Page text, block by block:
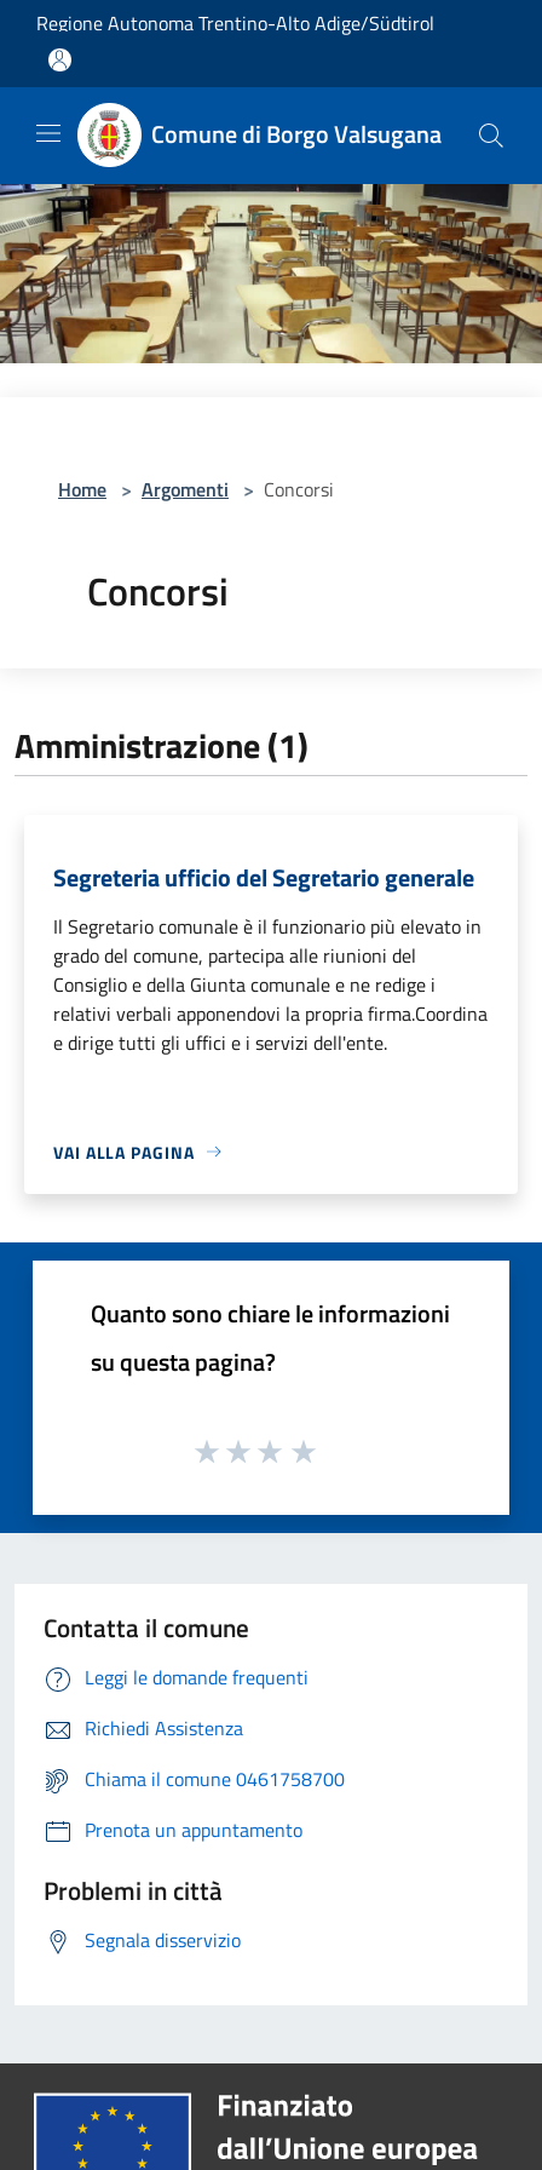
Salta al contenuto principale
Regione Autonoma Trentino-Alto Adige/Südtirol
Comune di Borgo Valsugana
Home > Argomenti > Concorsi
Concorsi
Amministrazione (1)
Segreteria ufficio del Segretario generale
Il Segretario comunale è il funzionario più elevato in
grado del comune, partecipa alle riunioni del
Consiglio e della Giunta comunale e ne redige i
relativi verbali apponendovi la propria firma.Coordina
e dirige tutti gli uffici e i servizi dell'ente.
VAI ALLA PAGINA
Quanto sono chiare le informazioni
su questa pagina?
Contatta il comune
Leggi le domande frequenti
Richiedi Assistenza
Chiama il comune 0461758700
Prenota un appuntamento
Problemi in città
Segnala disservizio